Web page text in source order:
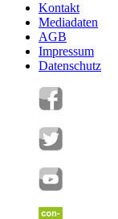
Kontakt
Mediadaten
AGB
Impressum
Datenschutz